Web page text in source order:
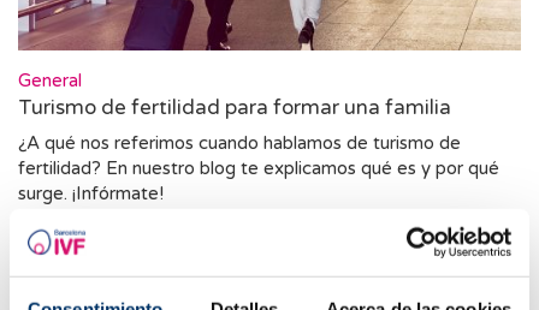
General
Turismo de fertilidad para formar una familia
¿A qué nos referimos cuando hablamos de turismo de
fertilidad? En nuestro blog te explicamos qué es y por qué
surge. ¡Infórmate!